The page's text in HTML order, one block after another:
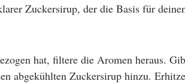
Zuckersirup, der die Basis für
hat, filtere die Aromen heraus.
abgekühlten Zuckersirup hinzu.